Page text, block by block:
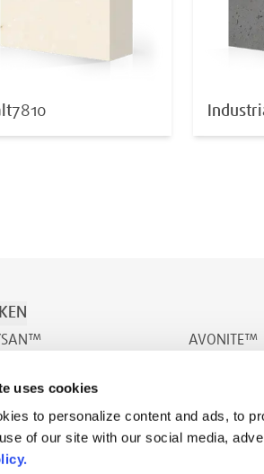
uses cookies
to personalize content and ads, to
of our site with our social media,
7810
AVONITE™